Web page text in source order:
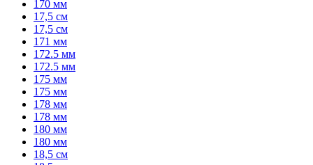
170 мм
17,5 см
17,5 см
171 мм
172.5 мм
172.5 мм
175 мм
175 мм
178 мм
178 мм
180 мм
180 мм
18,5 см